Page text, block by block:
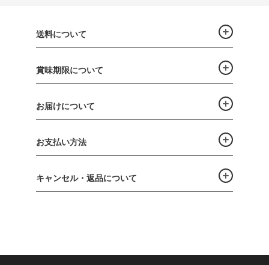
送料について
賞味期限について
お届けについて
お支払い方法
キャンセル・返品について